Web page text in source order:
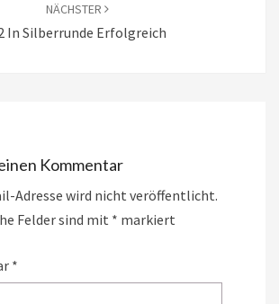
NÄCHSTER
In Silberrunde Erfolgreich
Kommentar
Adresse wird nicht veröffentlicht.
Felder sind mit * markiert
*